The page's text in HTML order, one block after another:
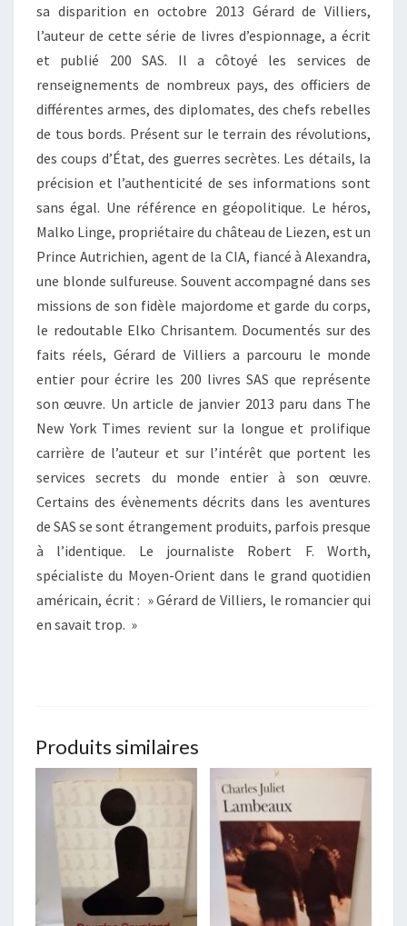
sa disparition en octobre 2013 Gérard de Villiers,
l’auteur de cette série de livres d’espionnage, a écrit
et publié 200 SAS. Il a côtoyé les services de
renseignements de nombreux pays, des officiers de
différentes armes, des diplomates, des chefs rebelles
de tous bords. Présent sur le terrain des révolutions,
des coups d’État, des guerres secrètes. Les détails, la
précision et l’authenticité de ses informations sont
sans égal. Une référence en géopolitique. Le héros,
Malko Linge, propriétaire du château de Liezen, est un
Prince Autrichien, agent de la CIA, fiancé à Alexandra,
une blonde sulfureuse. Souvent accompagné dans ses
missions de son fidèle majordome et garde du corps,
le redoutable Elko Chrisantem. Documentés sur des
faits réels, Gérard de Villiers a parcouru le monde
entier pour écrire les 200 livres SAS que représente
son œuvre. Un article de janvier 2013 paru dans The
New York Times revient sur la longue et prolifique
carrière de l’auteur et sur l’intérêt que portent les
services secrets du monde entier à son œuvre.
Certains des évènements décrits dans les aventures
de SAS se sont étrangement produits, parfois presque
à l’identique. Le journaliste Robert F. Worth,
spécialiste du Moyen-Orient dans le grand quotidien
américain, écrit : » Gérard de Villiers, le romancier qui
en savait trop. »
Produits similaires